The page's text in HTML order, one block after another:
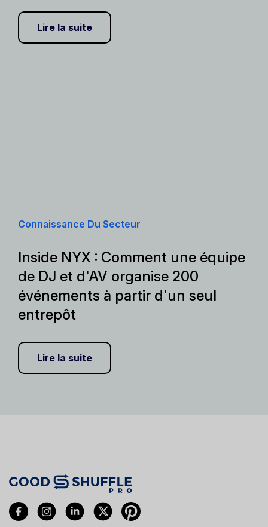
Lire la suite
Connaissance Du Secteur
Inside NYX : Comment une équipe
de DJ et d'AV organise 200
événements à partir d'un seul
entrepôt
Lire la suite